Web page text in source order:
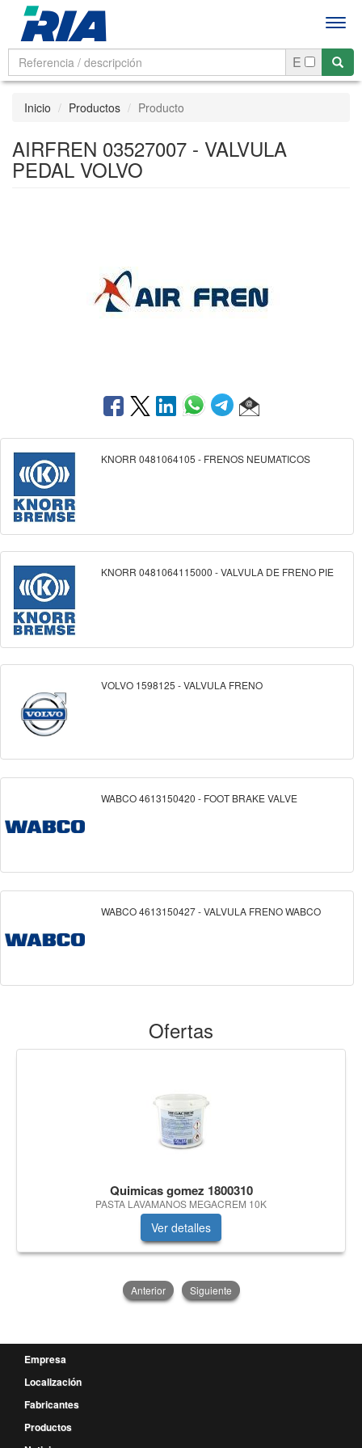
E
Inicio Productos Producto
AIRFREN 03527007 - VALVULA
PEDAL VOLVO
KNORR 0481064105 - FRENOS NEUMATICOS
KNORR 0481064115000 - VALVULA DE FRENO PIE
VOLVO 1598125 - VALVULA FRENO
WABCO 4613150420 - FOOT BRAKE VALVE
WABCO 4613150427 - VALVULA FRENO WABCO
Ofertas
Quimicas gomez 1800310
PASTA LAVAMANOS MEGACREM 10K
Ver detalles
Anterior Siguiente
Empresa
Localización
Fabricantes
Productos